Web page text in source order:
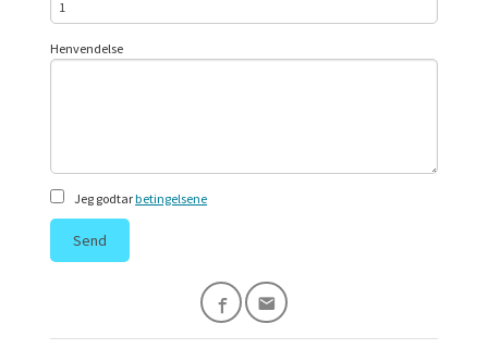
Henvendelse
Jeg godtarbetingelsene
Send